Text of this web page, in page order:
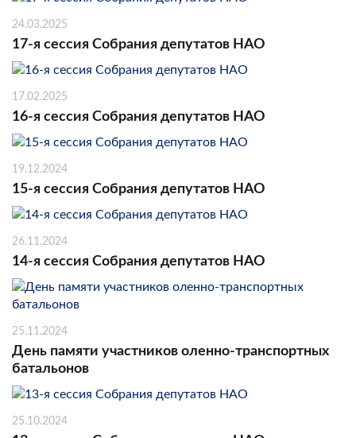
24.03.2025
17-я сессия Собрания депутатов НАО
17.02.2025
16-я сессия Собрания депутатов НАО
19.12.2024
15-я сессия Собрания депутатов НАО
26.11.2024
14-я сессия Собрания депутатов НАО
25.11.2024
День памяти участников оленно-транспортных
батальонов
25.10.2024